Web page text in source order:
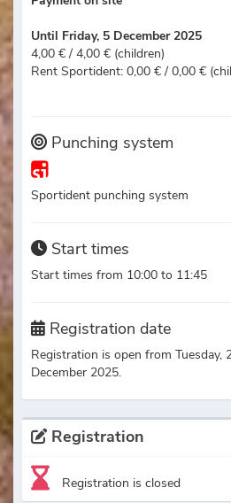
Until Friday, 5 December 2025
4,00 € / 4,00 € (children)
Rent Sportident: 0,00 € / 0,00 €
Punching system
Sportident punching system
Start times
Start times from 10:00 to 11:45
Registration date
Registration is open from Tuesday,
December 2025.
Registration
Registration is closed